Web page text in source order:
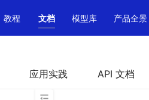
教程 文档 模型库 产品全景
应用实践 API 文档